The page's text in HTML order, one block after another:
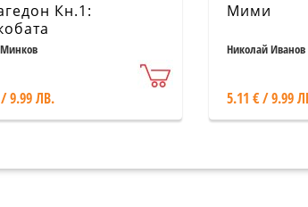
Кн.1:
9.99 ЛВ.
Мими
Николай Иванов
5.11 € / 9.99